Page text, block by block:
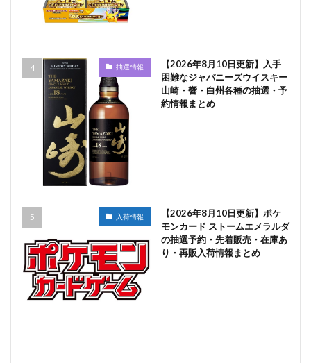
抽選情報
【2026年8月10日更新】入手
困難なジャパニーズウイスキー
山崎・響・白州各種の抽選・予
約情報まとめ
入荷情報
【2026年8月10日更新】ポケ
モンカード ストームエメラルダ
の抽選予約・先着販売・在庫あ
り・再販入荷情報まとめ